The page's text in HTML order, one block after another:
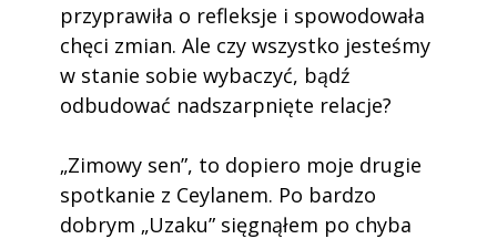
przyprawiła o refleksje i spowodowała
chęci zmian. Ale czy wszystko jesteśmy
w stanie sobie wybaczyć, bądź
odbudować nadszarpnięte relacje?
„Zimowy sen”, to dopiero moje drugie
spotkanie z Ceylanem. Po bardzo
dobrym „Uzaku” sięgnąłem po chyba